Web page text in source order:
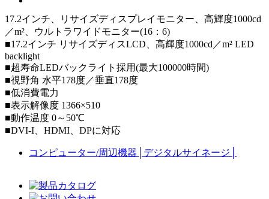
17.2インチ、リサイズディスプレイモニター、高輝度1000cd
／m²、ウルトラワイドモニター(16：6)
■17.2インチ リサイズディスLCD、高輝度1000cd／m² LED
backlight
■超寿命LEDバックライト採用(最大100000時間)
■視野角 水平178度／垂直178度
■低消費電力
■表示解像度 1366×510
■動作温度 0～50℃
■DVI-I、HDMI、DPに対応
コンピューター/周辺機器 デジタルサイネージ